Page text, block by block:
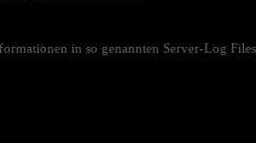
in so genannten Server-Log